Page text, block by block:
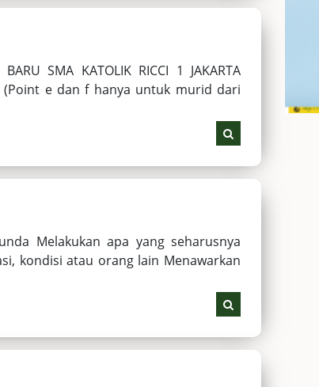
SMA KATOLIK RICCI 1 JAKARTA
(Point e dan f hanya untuk murid dari
Melakukan apa yang seharusnya
kondisi atau orang lain Menawarkan